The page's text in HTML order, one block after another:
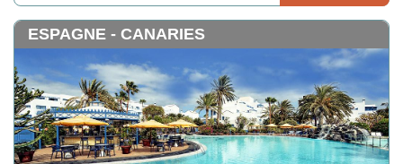
ESPAGNE - CANARIES